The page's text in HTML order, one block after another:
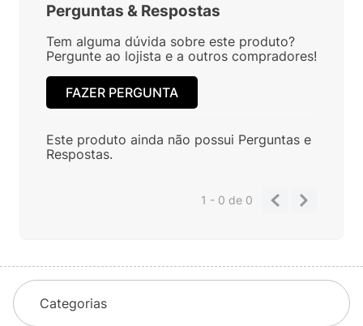
Perguntas & Respostas
Tem alguma dúvida sobre este produto?
Pergunte ao lojista e a outros compradores!
FAZER PERGUNTA
Este produto ainda não possui Perguntas e
Respostas.
1 - 0de 0
Categorias